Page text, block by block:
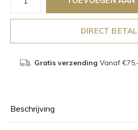
DIRECT
Gratis verzending Vanaf €75,-
Beschrijving